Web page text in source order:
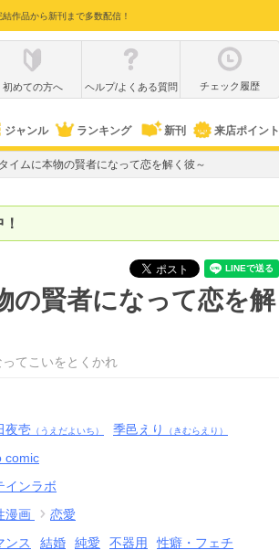
作品から新刊まで多数配信！
初めての方へ ヘルプ/よくある質問 チェック履歴
ジャンル ランキング 新刊 来店ポイント
イムに本物の賢者になって恋を解く彼～
の賢者になって恋を解
てこいをとくかれ
夜壱 （うえだよいち） 季邑えり （きむらえり）
comic
インラボ
漫画
恋愛
ンス 結婚 純愛 不器用
性癖・フェチ